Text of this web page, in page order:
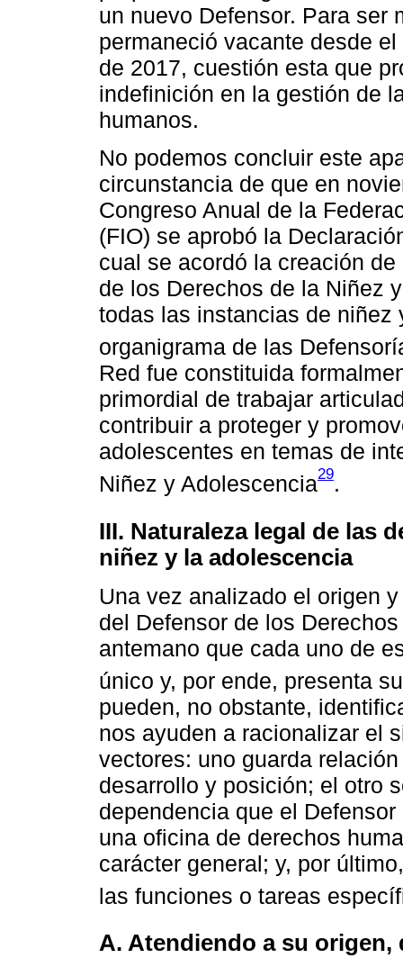
un nuevo Defensor. Para ser
permaneció vacante desde
de 2017, cuestión esta que
indefinición en la gestión de
humanos.
No podemos concluir este
circunstancia de que en
Congreso Anual de la
(FIO) se aprobó la
cual se acordó la creación
de los Derechos de la Niñez
todas las instancias de
organigrama de las
Red fue constituida
primordial de trabajar
contribuir a proteger y
adolescentes en temas de
Niñez y Adolescencia29.
III. Naturaleza legal de las
niñez y la adolescencia
Una vez analizado el origen
del Defensor de los
antemano que cada uno de
único y, por ende, presenta
pueden, no obstante,
nos ayuden a racionalizar el
vectores: uno guarda
desarrollo y posición; el otro
dependencia que el
una oficina de derechos
carácter general; y, por
las funciones o tareas
A. Atendiendo a su